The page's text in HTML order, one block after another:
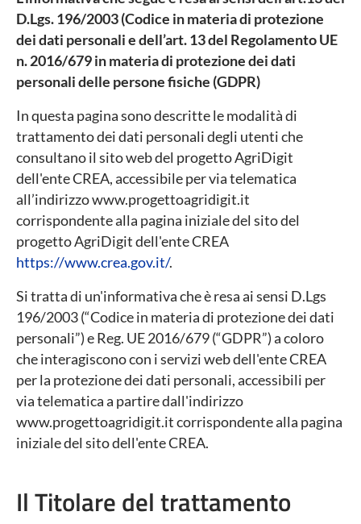
D.Lgs. 196/2003 (Codice in materia di protezione
dei dati personali e dell’art. 13 del Regolamento UE
n. 2016/679 in materia di protezione dei dati
personali delle persone fisiche (GDPR)
In questa pagina sono descritte le modalità di
trattamento dei dati personali degli utenti che
consultano il sito web del progetto AgriDigit
dell'ente CREA, accessibile per via telematica
all’indirizzo www.progettoagridigit.it
corrispondente alla pagina iniziale del sito del
progetto AgriDigit dell'ente CREA
https://www.crea.gov.it/.
Si tratta di un'informativa che è resa ai sensi D.Lgs
196/2003 (“Codice in materia di protezione dei dati
personali”) e Reg. UE 2016/679 (“GDPR”) a coloro
che interagiscono con i servizi web dell'ente CREA
per la protezione dei dati personali, accessibili per
via telematica a partire dall'indirizzo
www.progettoagridigit.it corrispondente alla pagina
iniziale del sito dell'ente CREA.
Il Titolare del trattamento